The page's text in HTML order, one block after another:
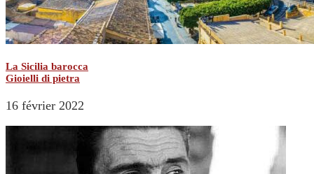
La Sicilia barocca
Gioielli di pietra
16 février 2022